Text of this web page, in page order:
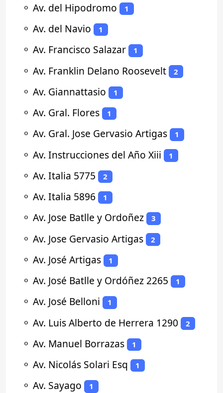
⚬ Av. del Hipodromo 1
⚬ Av. del Navio 1
⚬ Av. Francisco Salazar 1
⚬ Av. Franklin Delano Roosevelt 2
⚬ Av. Giannattasio 1
⚬ Av. Gral. Flores 1
⚬ Av. Gral. Jose Gervasio Artigas 1
⚬ Av. Instrucciones del Año Xiii 1
⚬ Av. Italia 5775 2
⚬ Av. Italia 5896 1
⚬ Av. Jose Batlle y Ordoñez 3
⚬ Av. Jose Gervasio Artigas 2
⚬ Av. José Artigas 1
⚬ Av. José Batlle y Ordóñez 2265 1
⚬ Av. José Belloni 1
⚬ Av. Luis Alberto de Herrera 1290 2
⚬ Av. Manuel Borrazas 1
⚬ Av. Nicolás Solari Esq 1
⚬ Av. Sayago 1